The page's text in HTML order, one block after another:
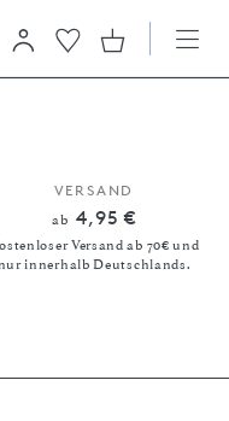
VERSAND
ab 4,95 €
Versand ab 70€ und
innerhalb Deutschlands.